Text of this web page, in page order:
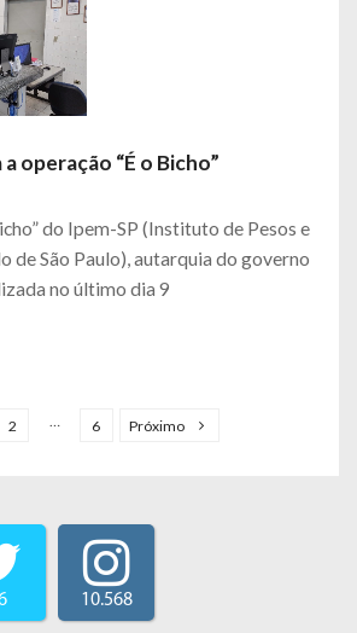
operação “É o Bicho”
do Ipem-SP (Instituto de Pesos e
de São Paulo), autarquia do governo
no último dia 9
2 6 Próximo
10.568